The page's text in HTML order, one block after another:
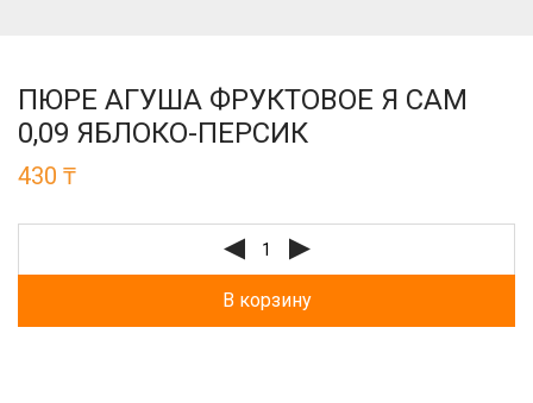
ПЮРЕ АГУША ФРУКТОВОЕ Я САМ
0,09 ЯБЛОКО-ПЕРСИК
430 ₸
В корзину